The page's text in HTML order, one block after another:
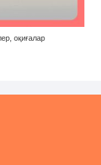
оқиғалар